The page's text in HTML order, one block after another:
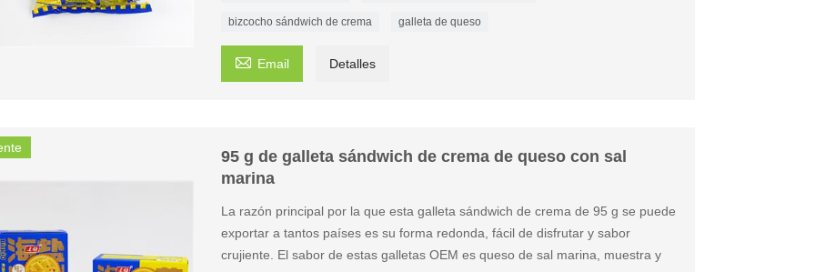
bizcocho sándwich de crema galleta de queso
 Email Detalles
95 g de galleta sándwich de crema de queso con sal
marina
La razón principal por la que esta galleta sándwich de crema de 95 g se puede
exportar a tantos países es su forma redonda, fácil de disfrutar y sabor
crujiente. El sabor de estas galletas OEM es queso de sal marina, muestra y